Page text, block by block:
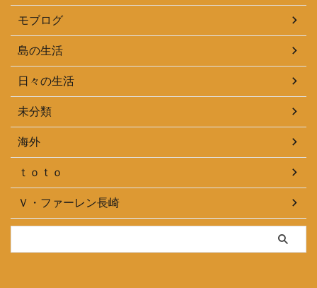
モブログ
島の生活
日々の生活
未分類
海外
ｔｏｔｏ
Ｖ・ファーレン長崎